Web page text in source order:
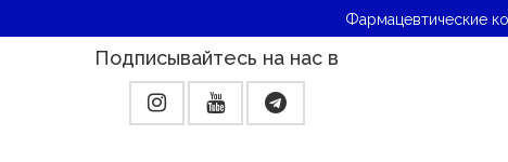
Фармацевтические
Подписывайтесь на нас в